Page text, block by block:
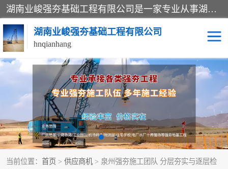
湖南业峻强夯基础工程有限公司是一家专业从事湖南强夯基础工程、强夯机租赁，地基处理的施工单位。业务覆盖：湖南、广东，江西等地。可承接1000KN.m-25000KN.m强夯（置换）工程。公司创始人是国内较早期从事强夯施工的建设者，经过多年的一步一个脚印的发展，在行业内具有较高的度和良好的口碑。
湖南业峻强夯基础工程有限公司
hnqianhang
当前位置： 首页 > 供应商机 > 泉州强夯施工团队 分层夯实与逐层检
强夯施工案例 强夯机租赁
强夯施工工程 强夯施工队伍
强夯队伍